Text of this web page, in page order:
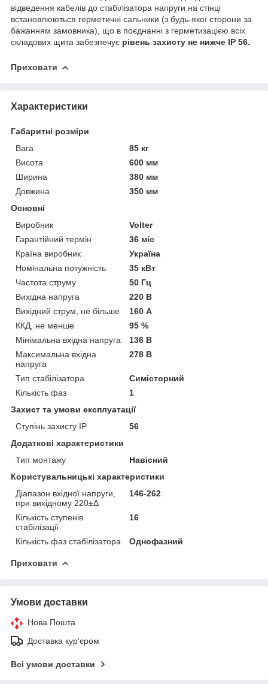
відведення кабелів до стабілізатора напруги на стінці
встановлюються герметичні сальники (з будь-якої сторони за
бажанням замовника), що в поєднанні з герметизацією всіх
складових щита забезпечує рівень захисту не нижче IP 56.
Приховати
Характеристики
Габаритні розміри
Вага
85 кг
Висота
600 мм
Ширина
380 мм
Довжина
350 мм
Основні
Виробник
Volter
Гарантійний термін
36 міс
Країна виробник
Україна
Номінальна потужність
35 кВт
Частота струму
50 Гц
Вихідна напруга
220 В
Вихідний струм, не більше
160 А
ККД, не менше
95 %
Мінімальна вхідна напруга
136 В
Максимальна вхідна
напруга
278 В
Тип стабілізатора
Симісторний
Кількість фаз
1
Захист та умови експлуатації
Ступінь захисту IP
56
Додаткові характеристики
Тип монтажу
Навісний
Користувальницькі характеристики
Діапазон вхідної напруги,
при вихідному 220±Δ
146-262
Кількість ступенів
стабілізації
16
Кількість фаз стабілізатора Однофазний
Приховати
Умови доставки
Нова Пошта
Доставка кур'єром
Всі умови доставки